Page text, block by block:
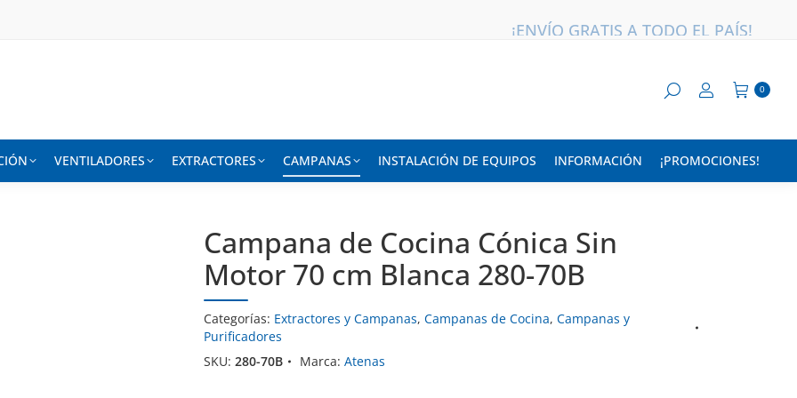
¡8 OFF TRANSFERENCIA BANCARIA!
0
VENTILADORES EXTRACTORES CAMPANAS INSTALACIÓN DE EQUIPOS INFORMACIÓN ¡PROMOCIONES!
Campana de Cocina Cónica Sin
Motor 70 cm Blanca 280-70B
Categorías: Extractores y Campanas,Campanas de Cocina,Campanas y
Purificadores
SKU:280-70B Marca:Atenas